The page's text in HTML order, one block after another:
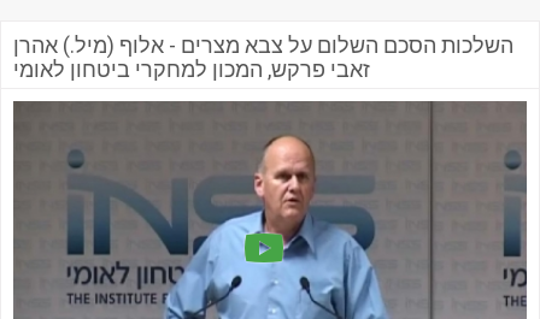
השלכות הסכם השלום על צבא מצרים - אלוף (מיל.) אהרן
זאבי פרקש, המכון למחקרי ביטחון לאומי